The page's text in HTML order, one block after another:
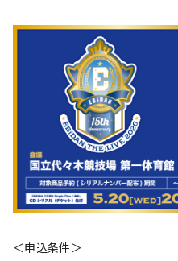
＜申込条件＞